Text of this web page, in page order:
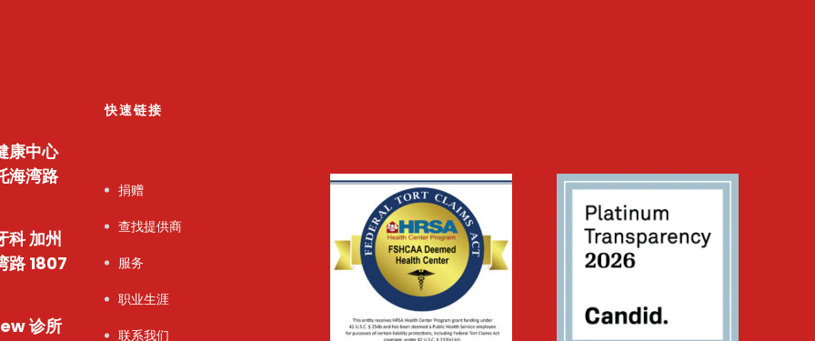
康中心
海湾路
科加州
路 1807
诊所
快速链接
捐赠
查找提供商
服务
职业生涯
联系我们